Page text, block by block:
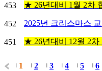
453 ★ 26년대비 1월 2차
452 2025년 크리스마스
451 ★ 26년대비 12월 2
1 2 3 4 5 6